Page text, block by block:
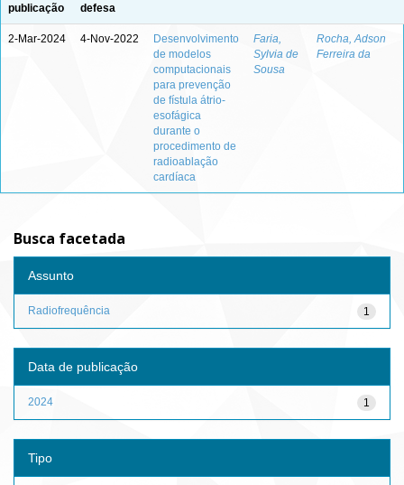
publicação
defesa
2-Mar-2024 4-Nov-2022
Desenvolvimento
de modelos
computacionais
para prevenção
de fístula átrio-
esofágica
durante o
procedimento de
radioablação
cardíaca
Faria,
Sylvia de
Sousa
Rocha, Adson
Ferreira da
Busca facetada
Assunto
1
Radiofrequência
Data de publicação
1
2024
Tipo